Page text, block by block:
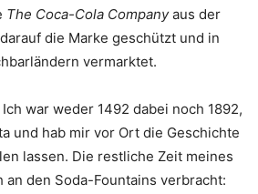
The Coca-Cola Companyaus der
die Marke geschützt und in
vermarktet.
war weder 1492 dabei noch 1892,
und hab mir vor Ort die Geschichte
lassen. Die restliche Zeit meines
an den Soda-Fountains verbracht: